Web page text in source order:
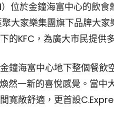
位於金鐘海富中心的飲
聚大家樂集團旗下品牌大
的KFC，為廣大市民提供
鐘海富中心地下整個餐
然一新的喜悅感覺。當
寬敞舒適，更首設